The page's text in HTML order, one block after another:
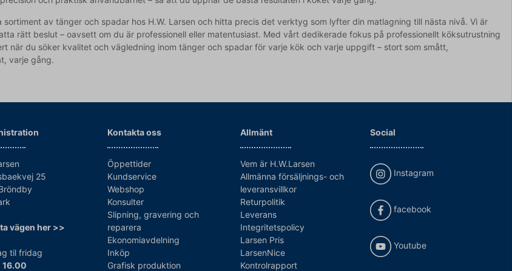
av tänger och spadar hos H.W. Larsen och hitta precis det verktyg som lyfter din matlagning till nästa nivå. Vi är
rätt beslut – oavsett om du är professionell eller matentusiast. Med vårt dedikerade fokus på professionellt köksutrustning
när du söker kvalitet och vägledning inom tänger och spadar för varje kök och varje uppgift – stort som smått,
varje gång.
25
vägen her >>
til fridag
Kontakta oss
Öppettider
Kundservice
Webshop
Konsulter
Slipning, gravering och
reparera
Ekonomiavdelning
Inköp
Grafisk produktion
Allmänt
Vem är H.W.Larsen
Allmänna försäljnings- och
leveransvillkor
Returpolitik
Leverans
Integritetspolicy
Larsen Pris
LarsenNice
Kontrolrapport
Social
Instagram
facebook
Youtube